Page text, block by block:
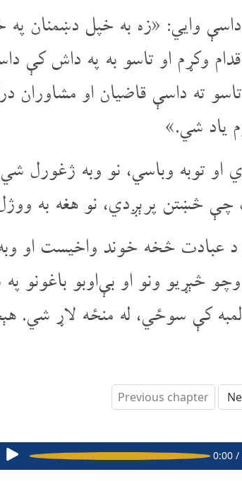
0:00 /
وایي: «زه به خپل دښمنان
وکړم او تاسو به په داش
ته داسې قاضیان او مشاوران
یاد شي.»
توبه وباسي، نو وبه ژغورل
چې څښتن پرېږدي، نو هغه به
عبادت څخه خوند واخیست او
څېړیو ونو او بې‌اوبو باغونو
کې سوځي، له منځه لاړ شي.
Previous chapter
Isaiah 1